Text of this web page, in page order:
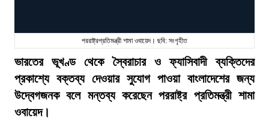
পররাষ্ট্রপ্রতিমন্ত্রী শামা ওবায়েদ। ছবি: সংগৃহীত
ভারতের ভূখণ্ড থেকে স্বৈরাচার ও ফ্যাসিবাদী ব্যক্তিদের
প্রকাশ্যে বক্তব্য দেওয়ার সুযোগ পাওয়া বাংলাদেশের জন্য
উদ্বেগজনক বলে মন্তব্য করেছেন পররাষ্ট্র প্রতিমন্ত্রী শামা
ওবায়েদ।